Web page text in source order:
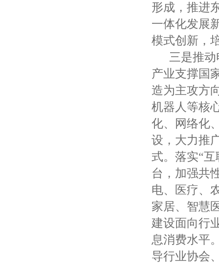
形成，推进
一体化发展
模式创新，
三是推动
产业支撑国
造为主攻方
机器人等核
化、网络化
设，大力推
式。落实“
台，加强共
电、医疗、
家居、智慧
建设面向行
息消费水平
导行业协会